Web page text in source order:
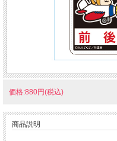
価格:880円(税込)
商品説明